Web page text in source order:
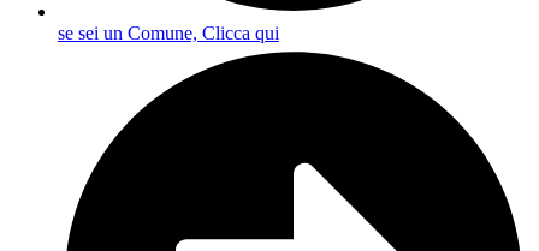
se sei un Comune, Clicca qui